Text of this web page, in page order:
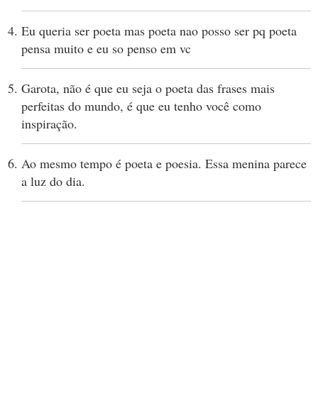
Eu queria ser poeta mas poeta nao posso ser pq poeta
pensa muito e eu so penso em vc
Garota, não é que eu seja o poeta das frases mais
perfeitas do mundo, é que eu tenho você como
inspiração.
Ao mesmo tempo é poeta e poesia. Essa menina parece
a luz do dia.